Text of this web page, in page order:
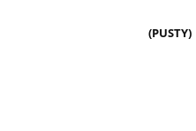
(PUSTY)